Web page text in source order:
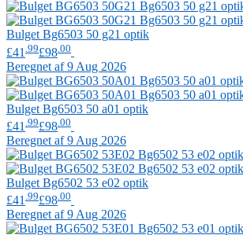
Bulget Bg6503 50 g21 optik
£41 .99£98 .00
Beregnet af 9 Aug 2026
Bulget Bg6503 50 a01 optik
£41 .99£98 .00
Beregnet af 9 Aug 2026
Bulget Bg6502 53 e02 optik
£41 .99£98 .00
Beregnet af 9 Aug 2026